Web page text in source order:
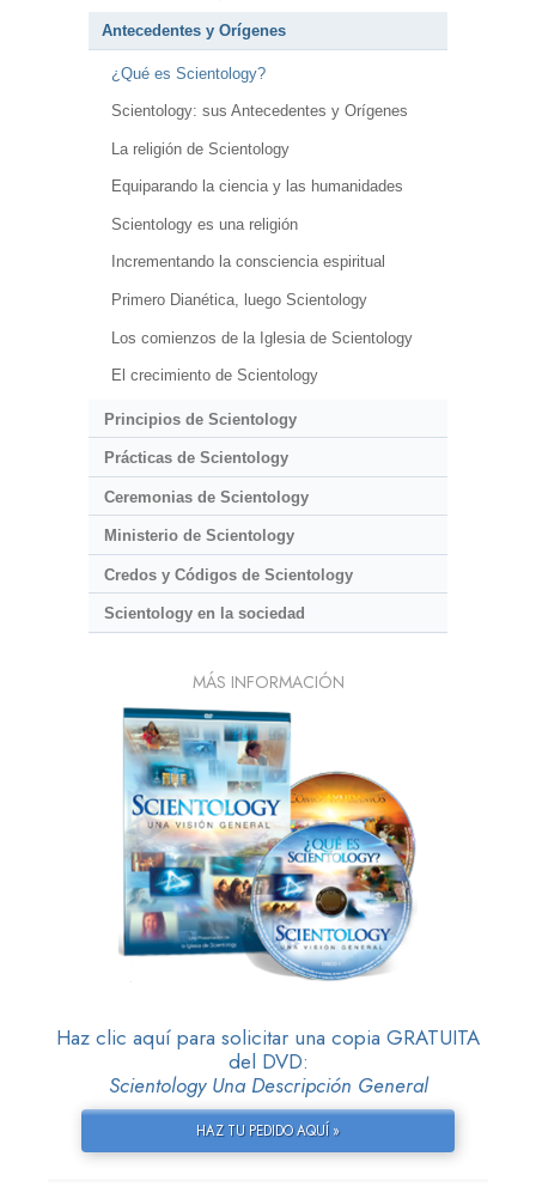
Antecedentes y Orígenes
¿Qué es Scientology?
Scientology: sus Antecedentes y Orígenes
La religión de Scientology
Equiparando la ciencia y las humanidades
Scientology es una religión
Incrementando la consciencia espiritual
Primero Dianética, luego Scientology
Los comienzos de la Iglesia de Scientology
El crecimiento de Scientology
Principios de Scientology
Prácticas de Scientology
Ceremonias de Scientology
Ministerio de Scientology
Credos y Códigos de Scientology
Scientology en la sociedad
MÁS INFORMACIÓN
Haz clic aquí para solicitar una copia GRATUITA
del DVD:
Scientology Una Descripción General
HAZ TU PEDIDO AQUÍ »